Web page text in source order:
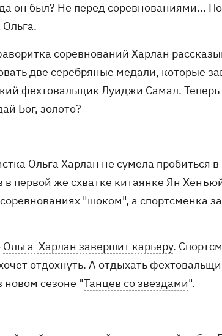
он был? Не перед соревнованиями...
соревнований Харлан
две серебряные медали, которые
фехтовальщик Луиджи Самал.
Бог, золото?
Ольга Харлан не сумела пробиться
первой же схватке китаянке Ян
"шоком", а спортсменка
Ольга Харлан завершит карьеру.
отдохнуть. А отдыхать
сезоне "Танцев со звездами".